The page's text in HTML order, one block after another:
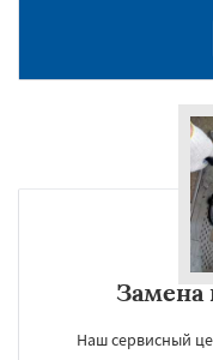
Замена
Наш сервисный